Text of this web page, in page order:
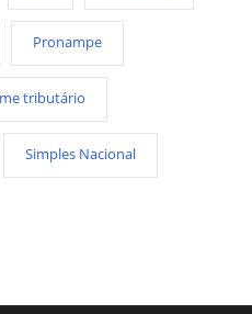
Pronampe
tributário
Simples Nacional